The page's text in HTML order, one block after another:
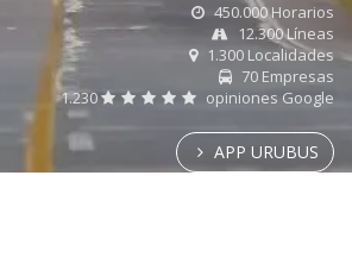
450.000 Horarios
12.300 Líneas
1.300 Localidades
70 Empresas
1.230
opiniones Google
APP URUBUS